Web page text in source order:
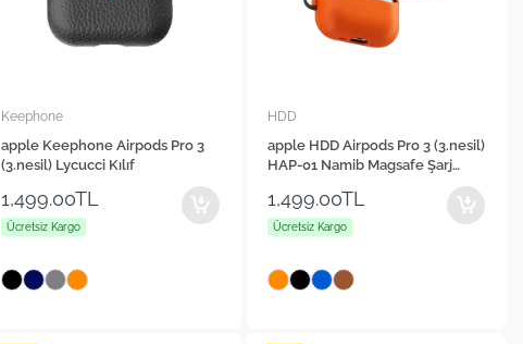
Keephone
apple Keephone Airpods Pro 3
(3.nesil) Lycucci Kılıf
1,499.00TL
Ücretsiz Kargo
HDD
apple HDD Airpods Pro 3 (3.nesil)
HAP-01 Namib Magsafe Şarj
1,499.00TL
Ücretsiz Kargo